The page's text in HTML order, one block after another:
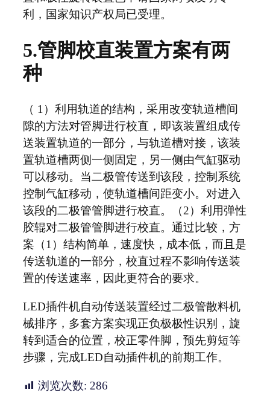
利，国家知识产权局已受理。
5.管脚校直装置方案有两
种
（ 1）利用轨道的结构，采用改变轨道槽间
隙的方法对管脚进行校直，即该装置组成传
送装置轨道的一部分，与轨道槽对接，该装
置轨道槽两侧一侧固定，另一侧由气缸驱动
可以移动。当二极管传送到该段，控制系统
控制气缸移动，使轨道槽间距变小。对进入
该段的二极管管脚进行校直。（2）利用弹性
胶辊对二极管管脚进行校直。通过比较，方
案（1）结构简单，速度快，成本低，而且是
传送轨道的一部分，校直过程不影响传送装
置的传送速率，因此更符合的要求。
LED插件机自动传送装置经过二极管散料机
械排序，多套方案实现正负极极性识别，旋
转到适合的位置，校正零件脚，预先剪短等
步骤，完成LED自动插件机的前期工作。
浏览次数: 286